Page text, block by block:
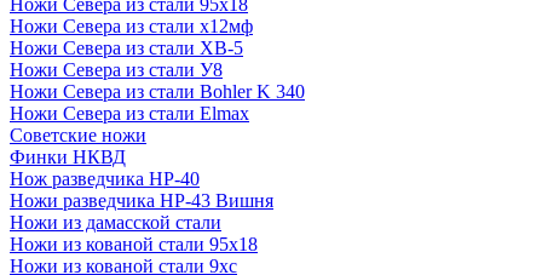
Ножи Севера из стали 95х18
Ножи Севера из стали х12мф
Ножи Севера из стали ХВ-5
Ножи Севера из стали У8
Ножи Севера из стали Bohler K 340
Ножи Севера из стали Elmax
Советские ножи
Финки НКВД
Нож разведчика НР-40
Ножи разведчика НР-43 Вишня
Ножи из дамасской стали
Ножи из кованой стали 95х18
Ножи из кованой стали 9хс